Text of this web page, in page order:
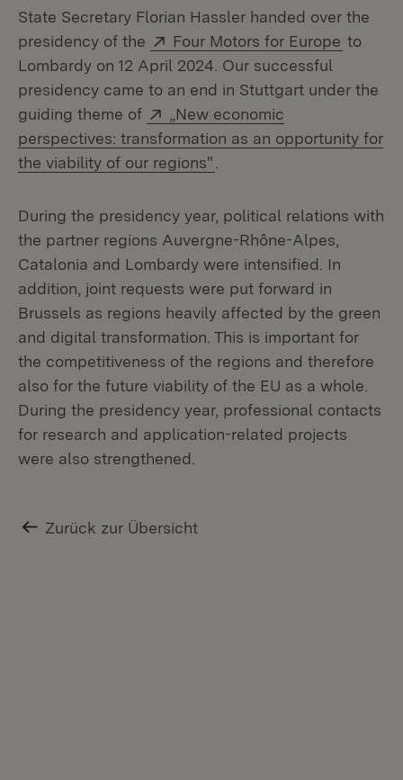
State Secretary Florian Hassler handed over the
presidency of the
Extern:
Four Motors for Europe (Öffnet
to
Lombardy on 12 April 2024. Our successful
presidency came to an end in Stuttgart under the
guiding theme of
Extern:
„New economic
perspectives: transformation as an opportunity for
the viability of our regions"
During the presidency year, political relations with
the partner regions Auvergne-Rhône-Alpes,
Catalonia and Lombardy were intensified. In
addition, joint requests were put forward in
Brussels as regions heavily affected by the green
and digital transformation. This is important for
the competitiveness of the regions and therefore
also for the future viability of the EU as a whole.
During the presidency year, professional contacts
for research and application-related projects
were also strengthened.
Zurück zur Übersicht